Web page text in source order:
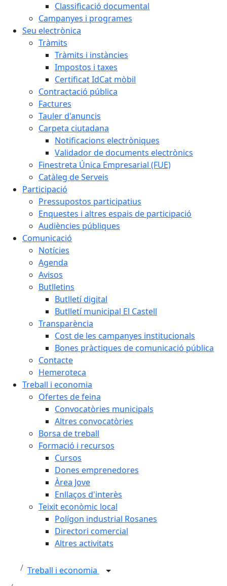
Classificació documental
Campanyes i programes
Seu electrònica
Tràmits
Tràmits i instàncies
Impostos i taxes
Certificat IdCat mòbil
Contractació pública
Factures
Tauler d'anuncis
Carpeta ciutadana
Notificacions electròniques
Validador de documents electrònics
Finestreta Única Empresarial (FUE)
Catàleg de Serveis
Participació
Pressupostos participatius
Enquestes i altres espais de participació
Audiències públiques
Comunicació
Notícies
Agenda
Avisos
Butlletins
Butlletí digital
Butlletí municipal El Castell
Transparència
Cost de les campanyes institucionals
Bones pràctiques de comunicació pública
Contacte
Hemeroteca
Treball i economia
Ofertes de feina
Convocatòries municipals
Altres convocatòries
Borsa de treball
Formació i recursos
Cursos
Dones emprenedores
Àrea Jove
Enllaços d'interès
Teixit econòmic local
Polígon industrial Rosanes
Directori comercial
Altres activitats
Treball i economia